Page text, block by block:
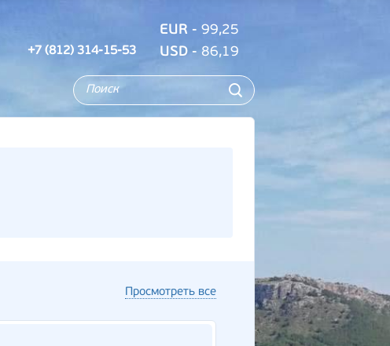
+7 (812) 314-15-53
EUR - 99,25
USD - 86,19
Просмотреть все